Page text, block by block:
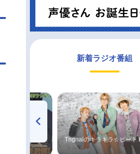
新着ラジオ番組
Trignalのキラキラ☆ビート